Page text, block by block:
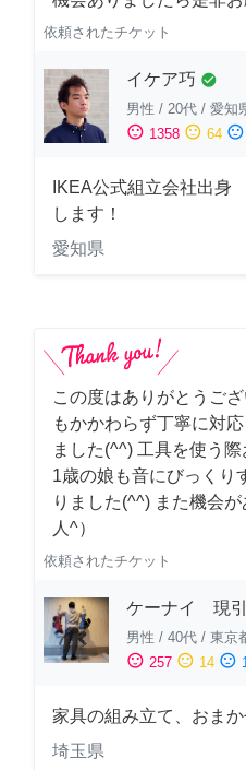
依頼されたチケット
イケア巧 check_circle
男性 / 20代 / 愛知
sentiment_satisfied 1358 sentiment_neutral 64 sentiment_dissatisfied
IKEA公式組立会社出
します！
愛知県
この度はありがとうご
もかかわらず丁寧に対
ました(^^) 工具を使う際
1歳の娘も音にびっくり
りました(^^) また機会
人^）
依頼されたチケット
ケーナイ 現
男性 / 40代 / 東京
sentiment_satisfied 257 sentiment_neutral 14 sentiment_dissatisfied 1
家具の組み立て、おまか
埼玉県